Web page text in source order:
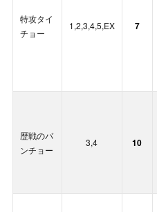
特攻タイ
チョー
1,2,3,4,5,EX 7
歴戦のバ
ンチョー
3,4 10